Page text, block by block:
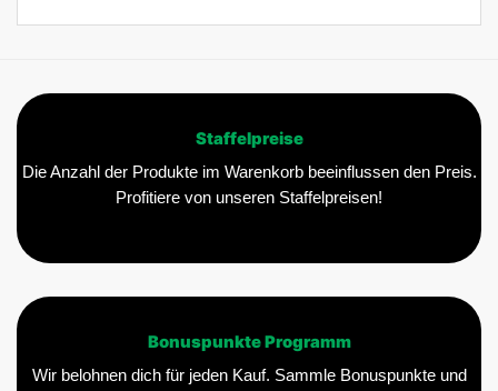
Staffelpreise
Die Anzahl der Produkte im Warenkorb beeinflussen den Preis.
Profitiere von unseren Staffelpreisen!
Bonuspunkte Programm
Wir belohnen dich für jeden Kauf. Sammle Bonuspunkte und